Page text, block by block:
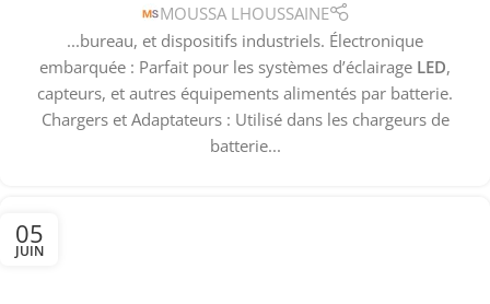
MOUSSA LHOUSSAINE
...bureau, et dispositifs industriels. Électronique
embarquée : Parfait pour les systèmes d’éclairage LED,
capteurs, et autres équipements alimentés par batterie.
Chargers et Adaptateurs : Utilisé dans les chargeurs de
batterie...
05
JUIN